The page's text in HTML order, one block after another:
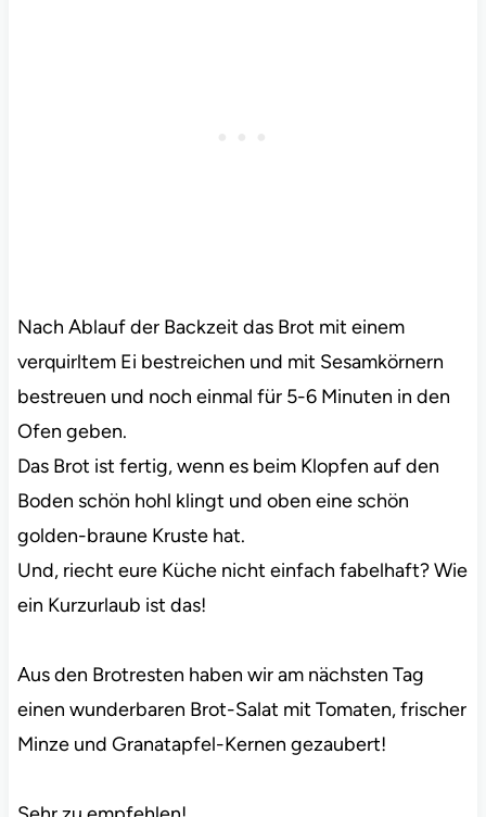
Nach Ablauf der Backzeit das Brot mit einem
verquirltem Ei bestreichen und mit Sesamkörnern
bestreuen und noch einmal für 5-6 Minuten in den
Ofen geben.
Das Brot ist fertig, wenn es beim Klopfen auf den
Boden schön hohl klingt und oben eine schön
golden-braune Kruste hat.
Und, riecht eure Küche nicht einfach fabelhaft? Wie
ein Kurzurlaub ist das!
Aus den Brotresten haben wir am nächsten Tag
einen wunderbaren Brot-Salat mit Tomaten, frischer
Minze und Granatapfel-Kernen gezaubert!